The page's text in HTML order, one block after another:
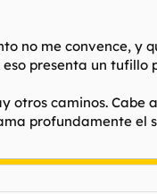
no me convence, y
presenta un tufillo
otros caminos. Cabe
profundamente el